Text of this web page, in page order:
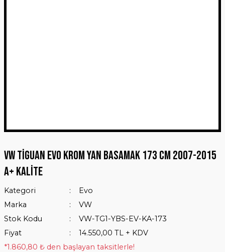
VW Tiguan Evo Krom Yan Basamak 173 Cm 2007-2015
A+ Kalite
Kategori
Evo
Marka
VW
Stok Kodu
VW-TG1-YBS-EV-KA-173
Fiyat
14.550,00 TL + KDV
*1.860,80 ₺ den başlayan taksitlerle!